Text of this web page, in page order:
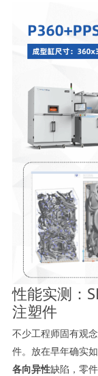
性能实测：
注塑件
不少工程师固有观
件。放在早年确实
各向异性缺陷，零